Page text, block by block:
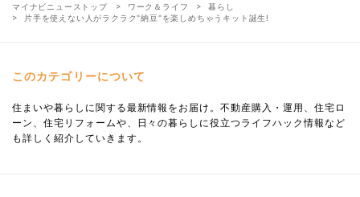
マイナビニューストップ ワーク＆ライフ
暮らし
片手を使えない人がラクラク"納豆"を楽しめちゃうキット誕生!
このカテゴリーについて
住まいや暮らしに関する最新情報をお届け。不動産購入・運用、住宅ロ
ーン、住宅リフォームや、日々の暮らしに役立つライフハック情報など
も詳しく紹介していきます。